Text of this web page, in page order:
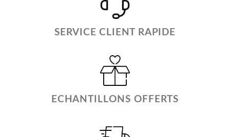
SERVICE CLIENT RAPIDE
ECHANTILLONS OFFERTS